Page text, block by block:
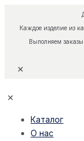
Каждое изделие из
Выполняем заказы
✕
✕
Каталог
О нас